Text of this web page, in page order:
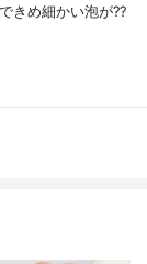
きめ細かい泡が?‍?️